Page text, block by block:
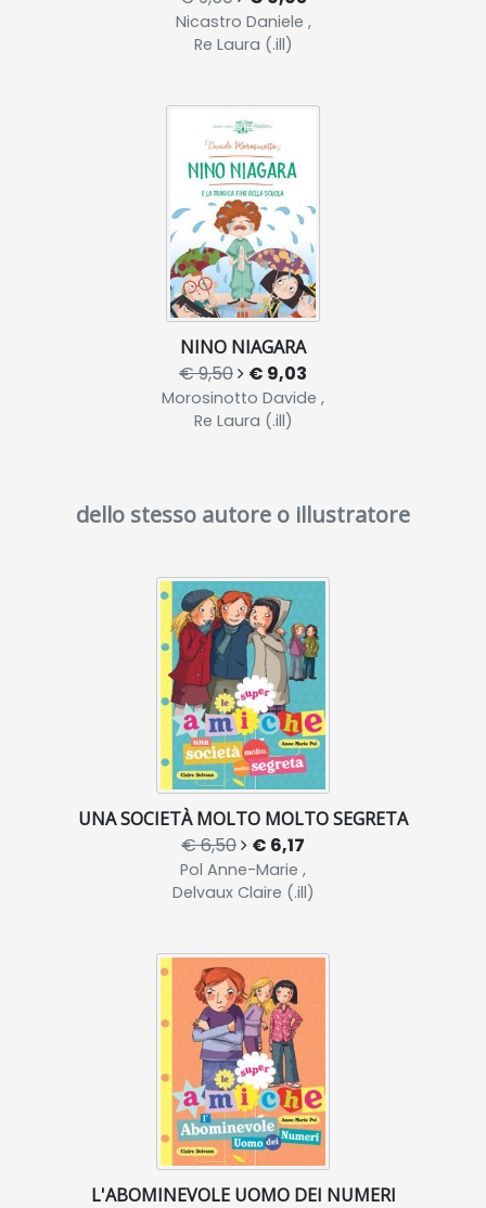
Nicastro Daniele ,
Re Laura (.ill)
NINO NIAGARA
€ 9,50 € 9,03
Morosinotto Davide ,
Re Laura (.ill)
dello stesso autore o illustratore
UNA SOCIETÀ MOLTO MOLTO SEGRETA
€ 6,50 € 6,17
Pol Anne-Marie ,
Delvaux Claire (.ill)
L'ABOMINEVOLE UOMO DEI NUMERI